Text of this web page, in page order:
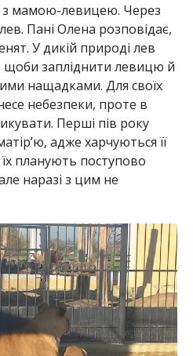
з мамою-левицею. Через
Пані Олена розповідає,
У дикій природі лев
щоби запліднити левицю й
нащадками. Для своїх
небезпеки, проте в
Перші пів року
адже харчуються її
планують поступово
наразі з цим не